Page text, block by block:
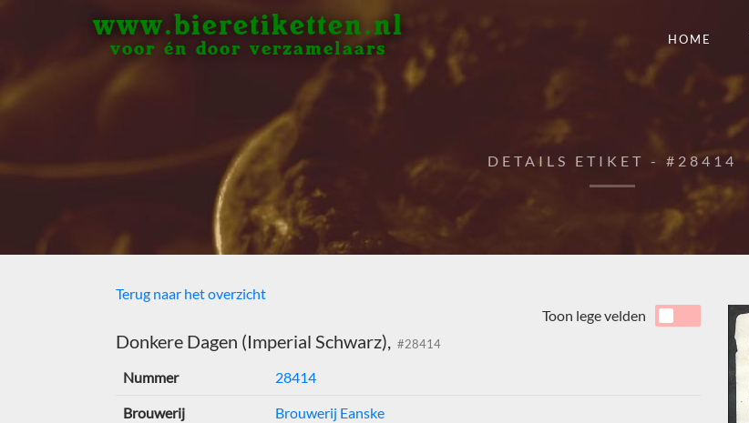
www.bieretiketten.nl
voor én door verzamelaars
HOME
DETAILS ETIKET - #28414
Terug naar het overzicht
Donkere Dagen (Imperial Schwarz), #28414
Toon lege velden
Nummer 28414
Brouwerij Brouwerij Eanske